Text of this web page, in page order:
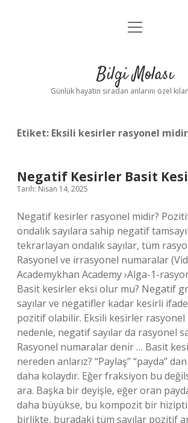
Anasayfa
Yasal Uyarı
menüyü
Bilgi Molası
Günlük hayatın sıradan anlarını özel
Etiket: Eksili kesirler rasyonel midir
Negatif Kesirler Basit
Tarih: Nisan 14, 2025
Negatif kesirler rasyonel midir?
ondalık sayılara sahip negatif
tekrarlayan ondalık sayılar, tüm
Rasyonel ve irrasyonel numaralar
Academykhan Academy ›Alga-1-
Basit kesirler eksi olur mu? Negatif
sayılar ve negatifler kadar kesirli
pozitif olabilir. Eksili kesirler rasyonel
nedenle, negatif sayılar da rasyonel
Rasyonel numaralar denir … Basit
nereden anlarız? “Paylaş” “payda”
daha kolaydır. Eğer fraksiyon bu
ara. Başka bir deyişle, eğer oran
daha büyükse, bu kompozit bir
birlikte, buradaki tüm sayılar pozitif